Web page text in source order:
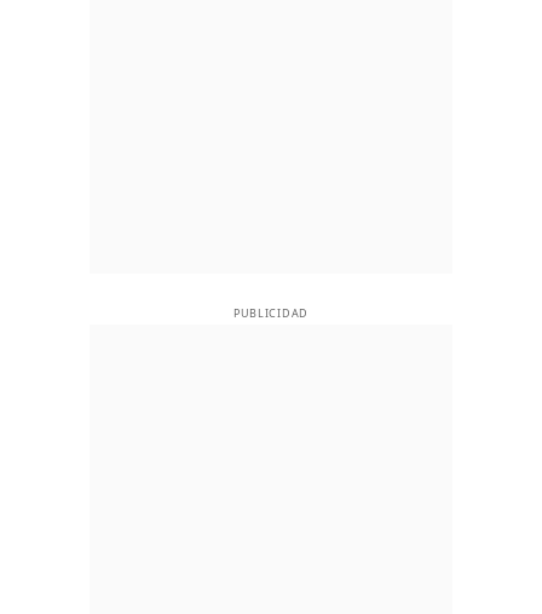
PUBLICIDAD